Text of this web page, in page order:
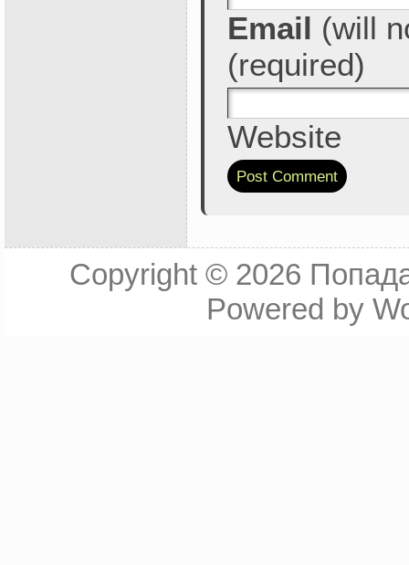
Email (will
(required)
Website
Copyright © 2026
Powered by